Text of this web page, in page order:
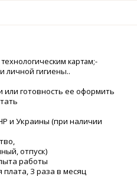
картам;-
личной гигиены..
готовность ее оформить
и Украины (при наличии
отпуск)
работы
3 раза в месяц